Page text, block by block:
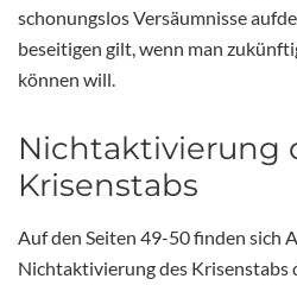
schonungslos Versäumnisse
beseitigen gilt, wenn man
können will.
Nichtaktivierung
Krisenstabs
Auf den Seiten 49-50 finden sich
Nichtaktivierung des Krisenstabs